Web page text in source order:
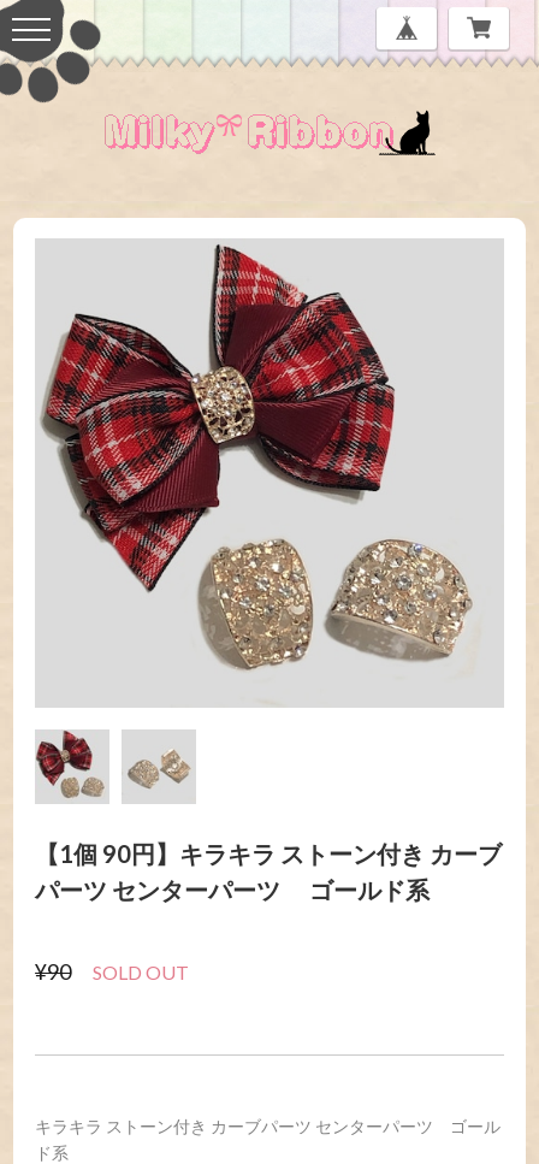
【1個 90円】キラキラ ストーン付き カーブ
パーツ センターパーツ ゴールド系
¥90 SOLD OUT
キラキラ ストーン付き カーブパーツ センターパーツ ゴール
ド系